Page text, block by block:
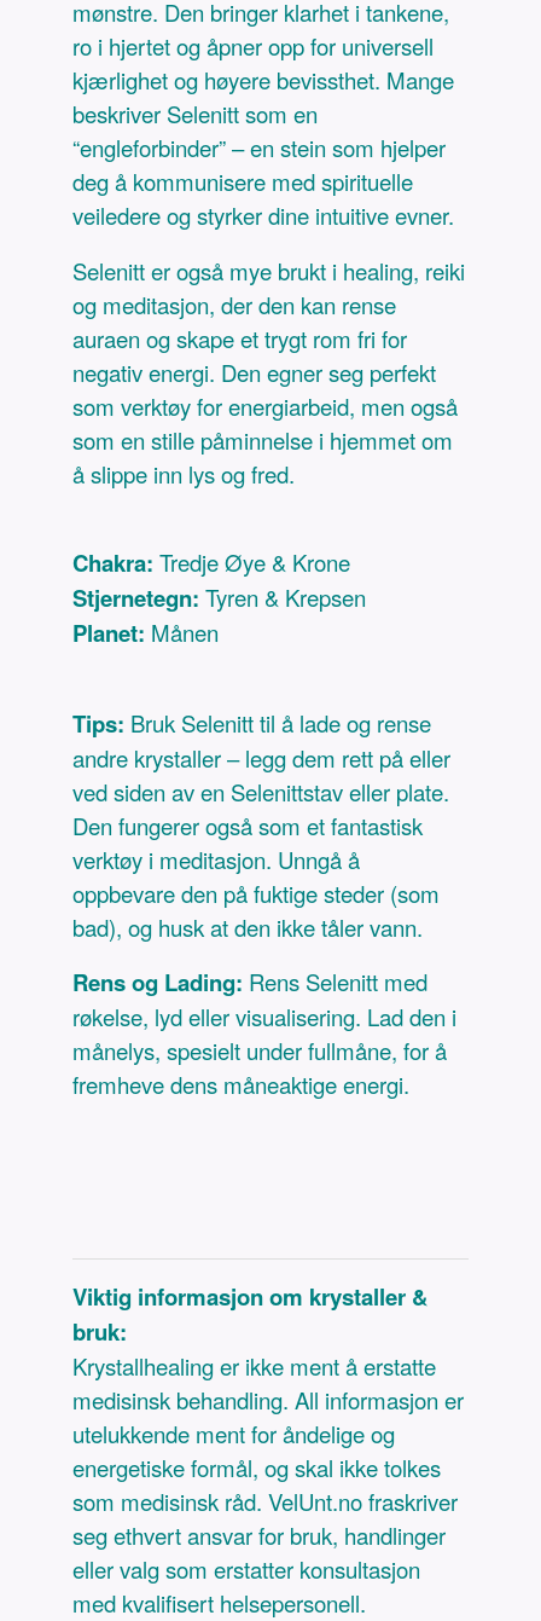
mønstre. Den bringer klarhet i tankene,
ro i hjertet og åpner opp for universell
kjærlighet og høyere bevissthet. Mange
beskriver Selenitt som en
“engleforbinder” – en stein som hjelper
deg å kommunisere med spirituelle
veiledere og styrker dine intuitive evner.
Selenitt er også mye brukt i healing, reiki
og meditasjon, der den kan rense
auraen og skape et trygt rom fri for
negativ energi. Den egner seg perfekt
som verktøy for energiarbeid, men også
som en stille påminnelse i hjemmet om
å slippe inn lys og fred.
Chakra: Tredje Øye & Krone
Stjernetegn: Tyren & Krepsen
Planet: Månen
Tips: Bruk Selenitt til å lade og rense
andre krystaller – legg dem rett på eller
ved siden av en Selenittstav eller plate.
Den fungerer også som et fantastisk
verktøy i meditasjon. Unngå å
oppbevare den på fuktige steder (som
bad), og husk at den ikke tåler vann.
Rens og Lading: Rens Selenitt med
røkelse, lyd eller visualisering. Lad den i
månelys, spesielt under fullmåne, for å
fremheve dens måneaktige energi.
Viktig informasjon om krystaller &
bruk:
Krystallhealing er ikke ment å erstatte
medisinsk behandling. All informasjon er
utelukkende ment for åndelige og
energetiske formål, og skal ikke tolkes
som medisinsk råd. VelUnt.no fraskriver
seg ethvert ansvar for bruk, handlinger
eller valg som erstatter konsultasjon
med kvalifisert helsepersonell.